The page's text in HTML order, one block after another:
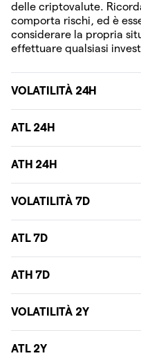
delle criptovalute.
comporta rischi, ed è
considerare la propria
effettuare qualsiasi
VOLATILITÀ 24H
ATL 24H
ATH 24H
VOLATILITÀ 7D
ATL 7D
ATH 7D
VOLATILITÀ 2Y
ATL 2Y